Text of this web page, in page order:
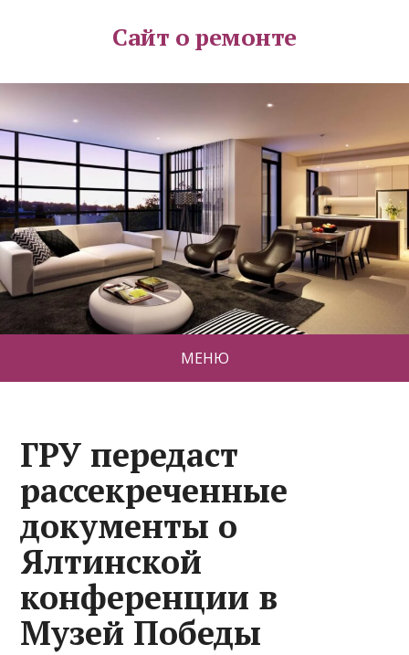
Сайт о ремонте
МЕНЮ
ГРУ передаст
рассекреченные
документы о
Ялтинской
конференции в
Музей Победы